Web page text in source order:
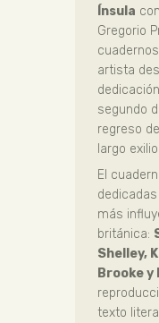
Ínsula
Gregorio
artista
segundo
regreso
largo
El
más
británica:
Shelley,
Brooke y
texto